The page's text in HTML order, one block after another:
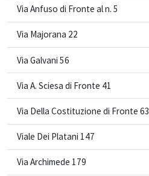
Via Anfuso di Fronte al n. 5
Via Majorana 22
Via Galvani 56
Via A. Sciesa di Fronte 41
Via Della Costituzione di Fronte 63
Viale Dei Platani 147
Via Archimede 179